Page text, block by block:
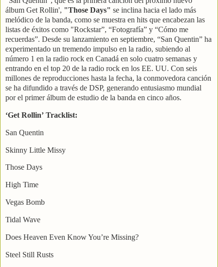
álbum Get Rollin', "Those Days" se inclina hacia el lado más
melódico de la banda, como se muestra en hits que encabezan las
listas de éxitos como "Rockstar”, “Fotografía” y “Cómo me
recuerdas”. Desde su lanzamiento en septiembre, “San Quentin” ha
experimentado un tremendo impulso en la radio, subiendo al
número 1 en la radio rock en Canadá en solo cuatro semanas y
entrando en el top 20 de la radio rock en los EE. UU. Con seis
millones de reproducciones hasta la fecha, la conmovedora canción
se ha difundido a través de DSP, generando entusiasmo mundial
por el primer álbum de estudio de la banda en cinco años.
‘Get Rollin’ Tracklist:
San Quentin
Skinny Little Missy
Those Days
High Time
Vegas Bomb
Tidal Wave
Does Heaven Even Know You’re Missing?
Steel Still Rusts